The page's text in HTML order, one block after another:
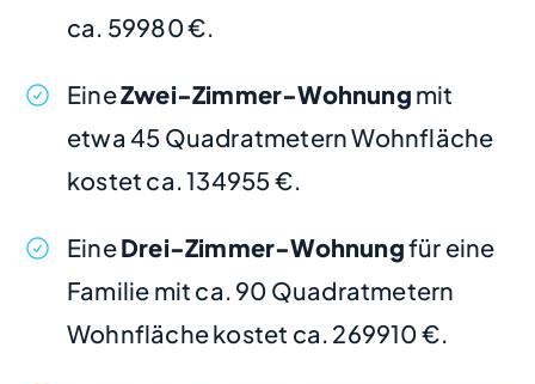
ca. 59980 €.
EineZwei-Zimmer-Wohnung mit
etwa 45 Quadratmetern Wohnfläche
kostet ca. 134955 €.
EineDrei-Zimmer-Wohnungfür eine
Familie mit ca. 90 Quadratmetern
Wohnfläche kostet ca. 269910 €.